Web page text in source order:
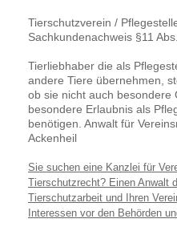
Tierschutzverein /
Sachkundenachweis §11
Tierliebhaber die als
andere Tiere übernehmen,
ob sie nicht auch besondere
besondere Erlaubnis als
benötigen. Anwalt für
Ackenheil
Sie suchen eine Kanzlei für
Tierschutzrecht? Einen Anwalt
Tierschutzarbeit und Ihren
Interessen vor den Behörden